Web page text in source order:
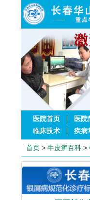
医院首页 医院
临床技术
疾病
首页 > 牛皮癣百科 >